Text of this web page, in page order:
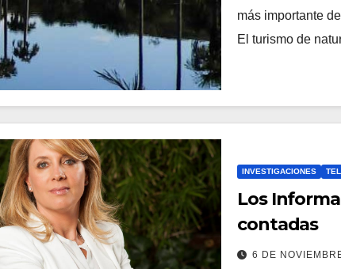
más importante
El turismo de
INVESTIGACIONES
Los
contadas
6 DE